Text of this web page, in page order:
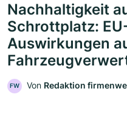
Nachhaltigkeit
Schrottplatz:
Auswirkungen
FW Von Redaktion